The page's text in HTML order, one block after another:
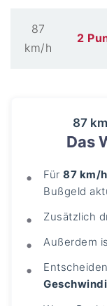
87
km/h
2
87
Das
Für87 km/
Bußgeld
Zusätzlich
Außerdem